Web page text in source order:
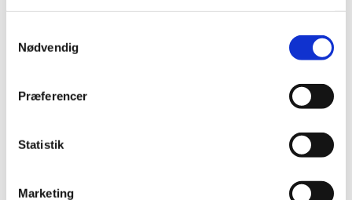
Nødvendig
Præferencer
Statistik
Marketing